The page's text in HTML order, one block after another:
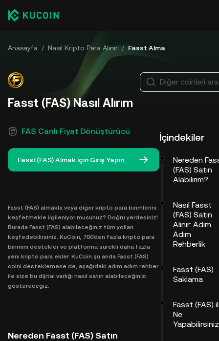
Anasayfa / Nasıl Kripto Para Alınır / Fasst Alma
Fasst (FAS) Nasıl Alırım
FAS Canlı Fiyat Dönüştürücü
Fasst(FAS) Almak için Giriş Yapın
Fasst (FAS) almakla veya diğer kripto para birimlerini
keşfetmekle ilgileniyor musunuz? Doğru yerdesiniz!
Burada Fasst (FAS) alabileceğiniz tüm yolları
keşfedebilirsiniz. KuCoin, 700'den fazla kripto para
birimini destekler ve platforma sürekli daha fazla
yeni kripto para ekler. KuCoin şu anda Fasst (FAS)
coini desteklemese de, aşağıdaki adım adım rehber
ile size bu dijital varlığı nasıl satın alabileceğinizi
göstereceğiz.
Nereden Fasst (FAS) Satın
Diğer coinleri ara
İçindekiler
Nereden
(FAS) Satın
Alabilirim?
Nasıl Fasst
(FAS) Satın
Alınır: Adım
Adım
Rehberlik
Fasst (FAS)
Saklama
Fasst (FAS)
Ne